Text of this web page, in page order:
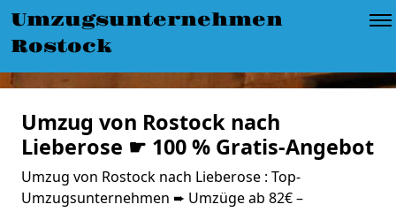
Umzugsunternehmen
Rostock
Umzug von Rostock nach
Lieberose ☛ 100 % Gratis-Angebot
Umzug von Rostock nach Lieberose : Top-
Umzugsunternehmen ➨ Umzüge ab 82€ –